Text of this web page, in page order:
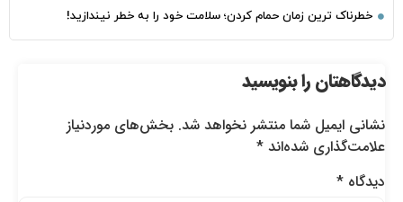
خطرناک‌ ترین زمان‌ حمام کردن؛ سلامت خود را به خطر نیندازید!
دیدگاهتان را بنویسید
نشانی ایمیل شما منتشر نخواهد شد. بخش‌های موردنیاز
علامت‌گذاری شده‌اند*
دیدگاه*